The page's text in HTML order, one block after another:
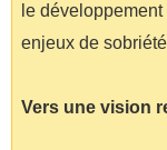
le
enjeux de
Vers une vision